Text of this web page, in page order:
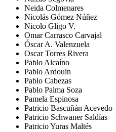
Neida Colmenares
Nicolás Gómez Núñez
Nicolo Gligo V.
Omar Carrasco Carvajal
Óscar A. Valenzuela
Oscar Torres Rivera
Pablo Alcaíno
Pablo Ardouin
Pablo Cabezas
Pablo Palma Soza
Pamela Espinosa
Patricio Bascuñán Acevedo
Patricio Schwaner Saldías
Patricio Yuras Maltés